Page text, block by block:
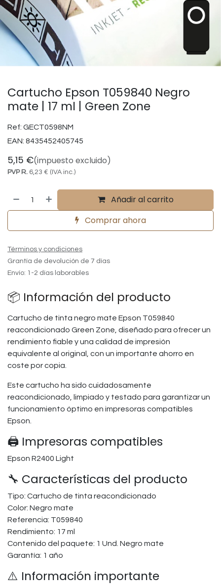
Cartucho Epson T059840 Negro
mate | 17 ml | Green Zone
Ref: GECT0598NM
EAN: 8435452405745
5,15 €(impuesto excluido)
PVP R. 6,23 € (IVA inc.)
Añadir al carrito
Comprar ahora
Términos y condiciones
Grantía de devolución de 7 días
Envío: 1-2 días laborables
📦 Información del producto
Cartucho de tinta negro mate Epson T059840
reacondicionado Green Zone, diseñado para ofrecer un
rendimiento fiable y una calidad de impresión
equivalente al original, con un importante ahorro en
coste por copia.
Este cartucho ha sido cuidadosamente
reacondicionado, limpiado y testado para garantizar un
funcionamiento óptimo en impresoras compatibles
Epson.
🖨️ Impresoras compatibles
Epson R2400 Light
🔧 Características del producto
Tipo: Cartucho de tinta reacondicionado
Color: Negro mate
Referencia: T059840
Rendimiento: 17 ml
Contenido del paquete: 1 Und. Negro mate
Garantía: 1 año
⚠️ Información importante